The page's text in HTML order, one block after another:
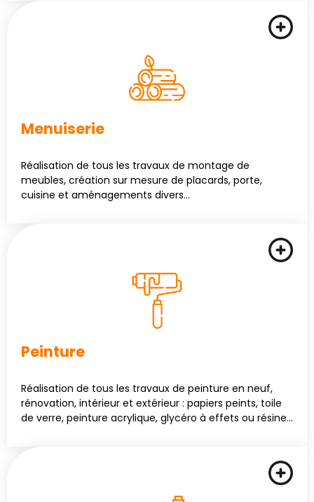
Menuiserie
Réalisation de tous les travaux de montage de
meubles, création sur mesure de placards, porte,
cuisine et aménagements divers…
Peinture
Réalisation de tous les travaux de peinture en neuf,
rénovation, intérieur et extérieur : papiers peints, toile
de verre, peinture acrylique, glycéro à effets ou résine…